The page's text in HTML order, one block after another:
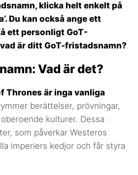
klicka helt enkelt på
Du kan också ange ett
ett personligt GoT-
är ditt GoT-fristadsnamn?
Vad är det?
Thrones är inga vanliga
berättelser, prövningar,
kulturer. Dessa
som påverkar Westeros
imperiers kedjor och får styra